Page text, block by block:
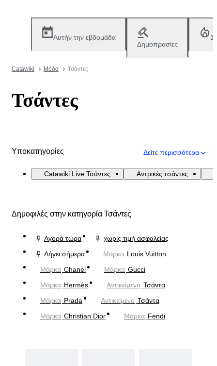
Αυτήν την εβδομάδα
Δημοπρασίες
Catawiki Μόδα Τσάντες
Τσάντες
Υποκατηγορίες Δείτε περισσότερα
Catawiki Live Τσάντες Αντρικές τσάντες
Δημοφιλές στην κατηγορία Τσάντες
Αγορά τώρα
χωρίς τιμή ασφαλείας
Λήγει σήμερα
Μάρκα Louis Vuitton
Μάρκα Chanel Μάρκα Gucci
Μάρκα Hermès Αντικείμενο Τσάντα
Μάρκα Prada Αντικείμενο Τσάντα
Μάρκα Christian Dior Μάρκα Fendi